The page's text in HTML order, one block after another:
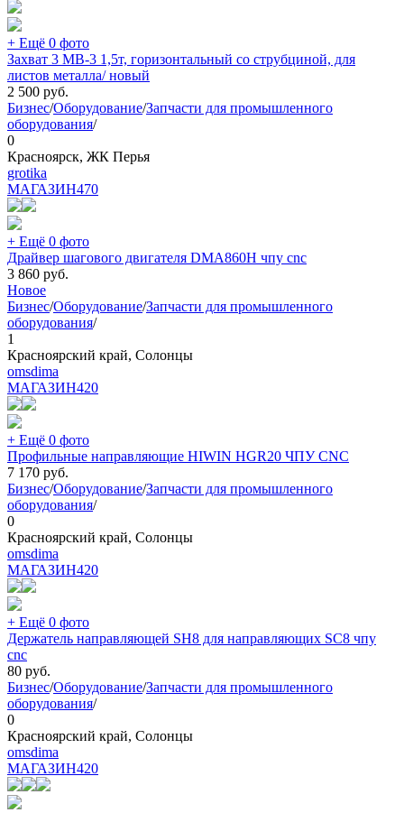
+ Ещё 0 фото
Захват 3 МВ-3 1,5т, горизонтальный со струбциной, для
листов металла/ новый
2 500 руб.
Бизнес/Оборудование/Запчасти для промышленного
оборудования/
0
Красноярск, ЖК Перья
grotika
МАГАЗИН470
+ Ещё 0 фото
Драйвер шагового двигателя DMA860H чпу cnc
3 860 руб.
Новое
Бизнес/Оборудование/Запчасти для промышленного
оборудования/
1
Красноярский край, Солонцы
omsdima
МАГАЗИН420
+ Ещё 0 фото
Профильные направляющие HIWIN HGR20 ЧПУ CNC
7 170 руб.
Бизнес/Оборудование/Запчасти для промышленного
оборудования/
0
Красноярский край, Солонцы
omsdima
МАГАЗИН420
+ Ещё 0 фото
Держатель направляющей SH8 для направляющих SC8 чпу
cnc
80 руб.
Бизнес/Оборудование/Запчасти для промышленного
оборудования/
0
Красноярский край, Солонцы
omsdima
МАГАЗИН420